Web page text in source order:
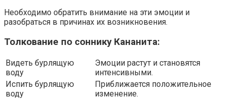
Необходимо обратить внимание на эти эмоции и
разобраться в причинах их возникновения.
Толкование по соннику Кананита:
Видеть бурлящую
воду
Эмоции растут и становятся
интенсивными.
Испить бурлящую
воду
Приближается положительное
изменение.